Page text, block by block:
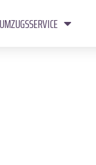
UMZUGSSERVICE